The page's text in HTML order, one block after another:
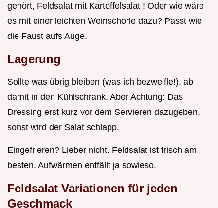
gehört, Feldsalat mit Kartoffelsalat ! Oder wie wäre
es mit einer leichten Weinschorle dazu? Passt wie
die Faust aufs Auge.
Lagerung
Sollte was übrig bleiben (was ich bezweifle!), ab
damit in den Kühlschrank. Aber Achtung: Das
Dressing erst kurz vor dem Servieren dazugeben,
sonst wird der Salat schlapp.
Eingefrieren? Lieber nicht. Feldsalat ist frisch am
besten. Aufwärmen entfällt ja sowieso.
Feldsalat Variationen für jeden
Geschmack